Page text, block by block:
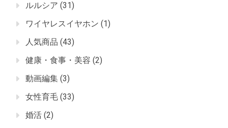
ルルシア (31)
ワイヤレスイヤホン (1)
人気商品 (43)
健康・食事・美容 (2)
動画編集 (3)
女性育毛 (33)
婚活 (2)